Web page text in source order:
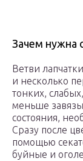
Зачем нужна
Ветви
и несколько
тонких,
меньше
состояния,
Сразу после
помощью
буйные и